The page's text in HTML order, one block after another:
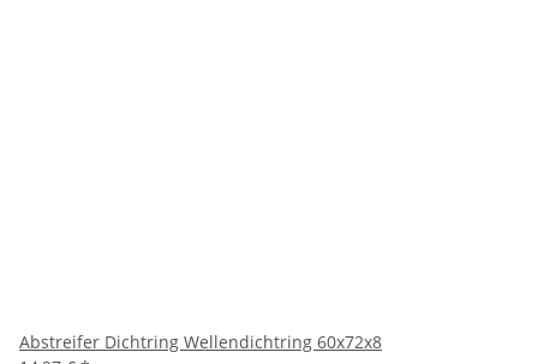
Abstreifer Dichtring Wellendichtring 60x72x8